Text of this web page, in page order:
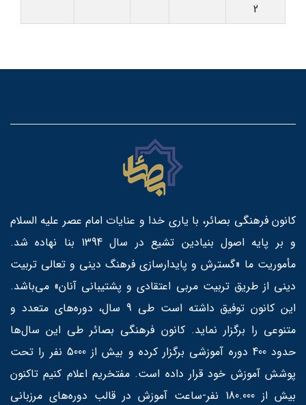
2
کانون فرهنگی بصائر، با یاری خدا و عنایات امام عصر علیه السلام
و بر پایه اصول بنیادین تشیع در سال 1394 بنا نهاده شد.
مأموریت ما «گسترش و پایدارسازی فرهنگ دینی و تعالی تربیت
دینی از طریق تربیت مربی اعتقادی و پشتیبانی آنان» می‌باشد.
این کانون توفیق داشته است طی 9 سال، دوره‌های متعدد و
متنوعی را برگزار نماید. کانون فرهنگی بصائر طی این سال‌ها
حدود 400 دوره آموزشی برگزار کرده و بیش از 5000 نفر را تحت
پوشش آموزش خود قرار داده است. مفتخریم اعلام کنیم تاکنون
بیش از 180.000 نفر-ساعت آموزش در قالب دوره‌های مرزبانی